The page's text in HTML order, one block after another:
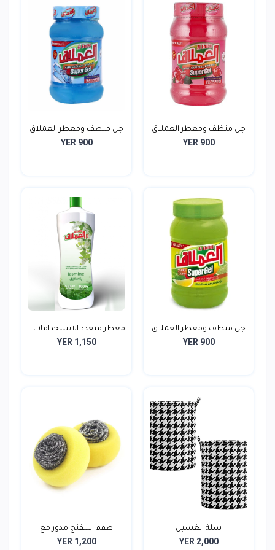
جل منظف ومعطر العملاق
P...
YER 900
جل منظف ومعطر العملاق
5...
YER 900
جل منظف ومعطر العملاق
J...
YER 900
معطر متعدد الاستخدامات...
YER 1,150
سلة الغسيل
YER 2,000
طقم اسفنج مدور مع
الليف...
YER 1,200